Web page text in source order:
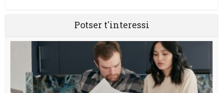
Potser t'interessi